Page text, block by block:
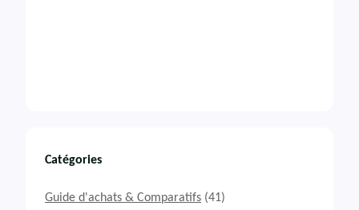
Catégories
Guide d'achats & Comparatifs (41)